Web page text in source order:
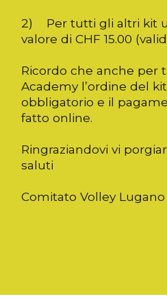
2) Per tutti gli altri kit
valore di CHF 15.00
Ricordo che anche per
Academy l’ordine del
obbligatorio e il
fatto online.
Ringraziandovi vi
saluti
Comitato Volley Lugano